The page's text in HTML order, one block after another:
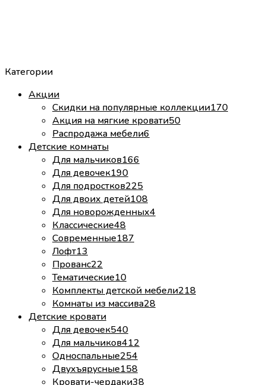
Категории
Акции
Скидки на популярные коллекции170
Акция на мягкие кровати50
Распродажа мебели6
Детские комнаты
Для мальчиков166
Для девочек190
Для подростков225
Для двоих детей108
Для новорожденных4
Классические48
Современные187
Лофт13
Прованс22
Тематические10
Комплекты детской мебели218
Комнаты из массива28
Детские кровати
Для девочек540
Для мальчиков412
Односпальные254
Двухъярусные158
Кровати-чердаки38